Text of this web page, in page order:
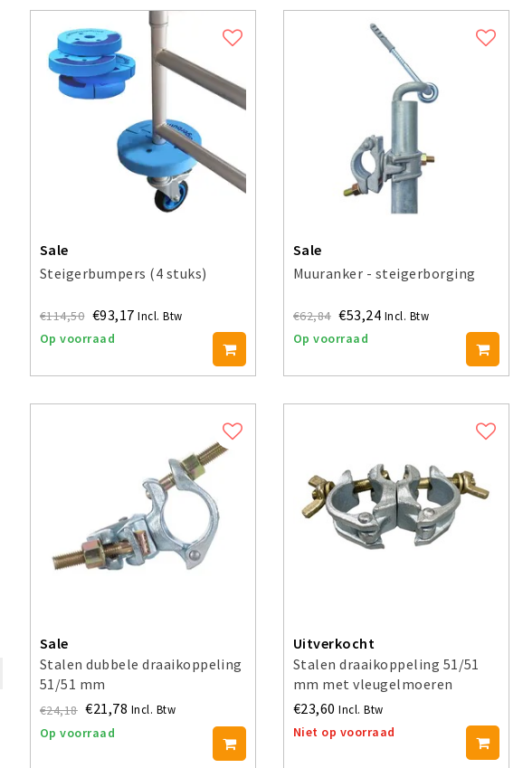
Sale
Steigerbumpers (4 stuks)
€114,50 €93,17 Incl. Btw
Op voorraad
Sale
Muuranker - steigerborging
€62,84 €53,24 Incl. Btw
Op voorraad
Sale
Stalen dubbele draaikoppeling
51/51 mm
€24,18 €21,78 Incl. Btw
Op voorraad
Uitverkocht
Stalen draaikoppeling 51/51
mm met vleugelmoeren
€23,60 Incl. Btw
Niet op voorraad